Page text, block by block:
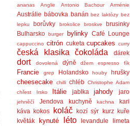
ananas Anglie Antonio Bachour Arménie
Austrálie bábovka banán bez laktózy bez
lepku
borůvky brokolice broskve
brusinky
Bulharsko
burger bylinky Café Lounge
cappuccino citrón cuketa cupcakes curry
česká klasika čokoláda dárek
dort dovolená dýně džem espresso fík
Francie grep Holandsko houby hrušky
cheesecake chilli chléb Christophe Adam
chřest
Irsko Itálie jablka jahody jaro
jehněčí Jendova kuchyně kachna
kari
káva
kokos koláč kozí sýr kurz
kuře
květák
kynuté léto levandule limeta